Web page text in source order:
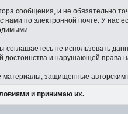
сообщения, и не обязательно
нами по электронной почте. У нас
соглашаетесь не использовать
достоинства и нарушающей
защищенные
и принимаю их.